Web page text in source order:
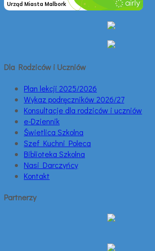
Dla Rodziców i Uczniów
Plan lekcji 2025/2026
Wykaz podręczników 2026/27
Konsultacje dla rodziców i uczniów
e-Dziennik
Świetlica Szkolna
Szef Kuchni Poleca
Biblioteka Szkolna
Nasi Darczyńcy
Kontakt
Partnerzy